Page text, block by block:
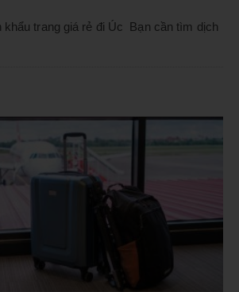
khẩu trang giá rẻ đi Úc Bạn cần tìm dịch